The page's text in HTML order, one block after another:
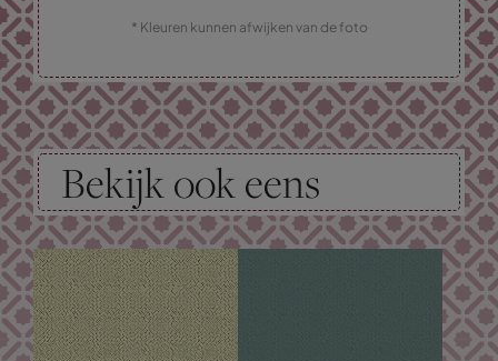
* Kleuren kunnen afwijken van de foto
Bekijk ook eens